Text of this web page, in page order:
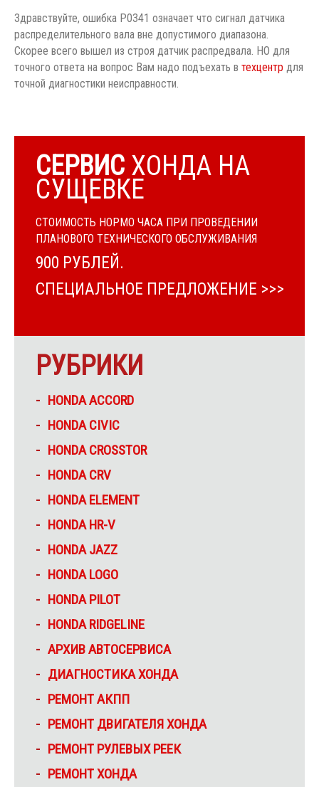
Здравствуйте, ошибка Р0341 означает что сигнал датчика
распределительного вала вне допустимого диапазона.
Скорее всего вышел из строя датчик распредвала. НО для
точного ответа на вопрос Вам надо подъехать в техцентр для
точной диагностики неисправности.
СЕРВИС ХОНДА НА
СУЩЕВКЕ
СТОИМОСТЬ НОРМО ЧАСА ПРИ ПРОВЕДЕНИИ
ПЛАНОВОГО ТЕХНИЧЕСКОГО ОБСЛУЖИВАНИЯ
900 РУБЛЕЙ.
СПЕЦИАЛЬНОЕ ПРЕДЛОЖЕНИЕ >>>
РУБРИКИ
HONDA ACCORD
HONDA CIVIC
HONDA CROSSTOR
HONDA CRV
HONDA ELEMENT
HONDA HR-V
HONDA JAZZ
HONDA LOGO
HONDA PILOT
HONDA RIDGELINE
АРХИВ АВТОСЕРВИСА
ДИАГНОСТИКА ХОНДА
РЕМОНТ АКПП
РЕМОНТ ДВИГАТЕЛЯ ХОНДА
РЕМОНТ РУЛЕВЫХ РЕЕК
РЕМОНТ ХОНДА